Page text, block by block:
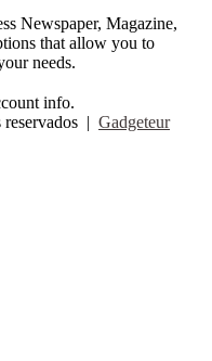
Newspaper, Magazine,
that allow you to
needs.
info.
| Gadgeteur